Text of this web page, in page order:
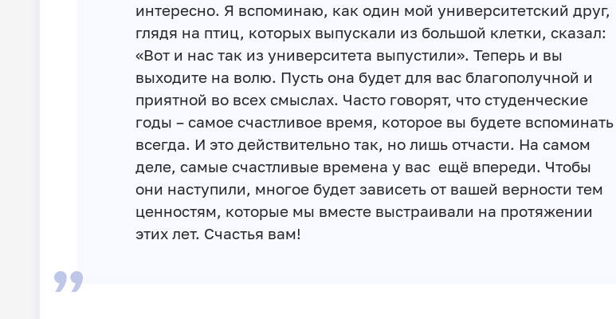
интересно. Я вспоминаю, как один мой университетский друг,
глядя на птиц, которых выпускали из большой клетки, сказал:
«Вот и нас так из университета выпустили». Теперь и вы
выходите на волю. Пусть она будет для вас благополучной и
приятной во всех смыслах. Часто говорят, что студенческие
годы – самое счастливое время, которое вы будете вспоминать
всегда. И это действительно так, но лишь отчасти. На самом
деле, самые счастливые времена у вас ещё впереди. Чтобы
они наступили, многое будет зависеть от вашей верности тем
ценностям, которые мы вместе выстраивали на протяжении
этих лет. Счастья вам!